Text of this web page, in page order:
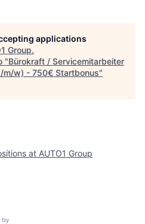
applications
Group.
"Bürokraft / Servicemitarbeiter
m/w) - 750€ Startbonus"
at AUTO1 Group